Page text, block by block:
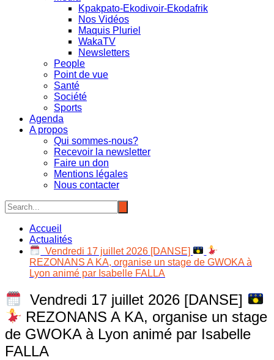
Kpakpato-Ekodivoir-Ekodafrik
Nos Vidéos
Maquis Pluriel
WakaTV
Newsletters
People
Point de vue
Santé
Société
Sports
Agenda
A propos
Qui sommes-nous?
Recevoir la newsletter
Faire un don
Mentions légales
Nous contacter
Accueil
Actualités
Vendredi 17 juillet 2026 [DANSE]
REZONANS A KA, organise un stage de GWOKA à
Lyon animé par Isabelle FALLA
Vendredi 17 juillet 2026 [DANSE]
REZONANS A KA, organise un stage
de GWOKA à Lyon animé par Isabelle
FALLA